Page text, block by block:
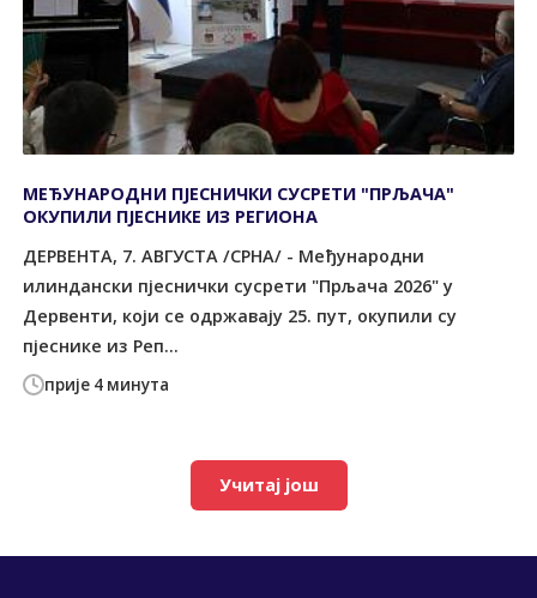
прије 4 минута
МЕЂУНАРОДНИ ПЈЕСНИЧКИ СУСРЕТИ "ПРЉАЧА"
ОКУПИЛИ ПЈЕСНИКЕ ИЗ РЕГИОНА
ДЕРВЕНТА, 7. АВГУСТА /СРНА/ - Међународни
илиндански пјеснички сусрети "Прљача 2026" у
Дервенти, који се одржавају 25. пут, окупили су
пјеснике из Реп...
Учитај још